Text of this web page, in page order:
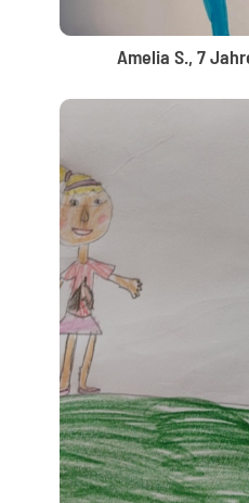
Amelia S., 7